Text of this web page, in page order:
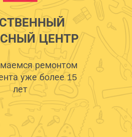
ЦЕНТР
ремонтом
уже более 15
лет